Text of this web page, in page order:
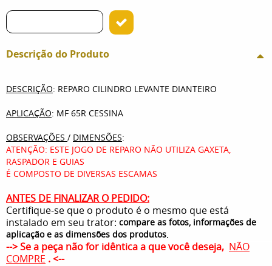
Descrição do Produto
DESCRIÇÃO: REPARO CILINDRO LEVANTE DIANTEIRO
APLICAÇÃO: MF 65R CESSINA
OBSERVAÇÕES / DIMENSÕES:
ATENÇÃO: ESTE JOGO DE REPARO NÃO UTILIZA GAXETA,
RASPADOR E GUIAS
É COMPOSTO DE DIVERSAS ESCAMAS
ANTES DE FINALIZAR O PEDIDO:
Certifique-se que o produto é o mesmo que está
instalado em seu trator: compare as fotos, informações de
aplicação e as dimensões dos produtos.
--> Se a peça não for idêntica a que você deseja, NÃO
COMPRE . <--